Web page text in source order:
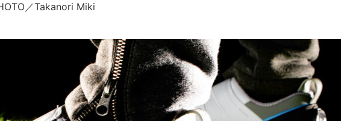
／Takanori Miki